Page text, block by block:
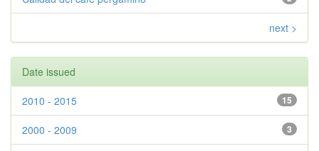
next >
Date issued
15
2010 - 2015
3
2000 - 2009